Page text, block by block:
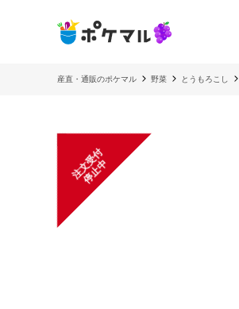
産直・通販のポケマル 野菜 とうもろこし
注
文
受
付
停
止
中